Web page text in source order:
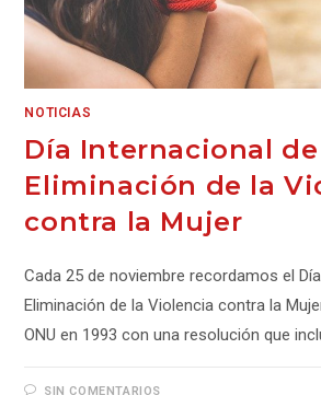
NOTICIAS
Día Internacional
Eliminación de la
contra la Mujer
Cada 25 de noviembre recordamos el
Eliminación de la Violencia contra la
ONU en 1993 con una resolución que
SIN COMENTARIOS